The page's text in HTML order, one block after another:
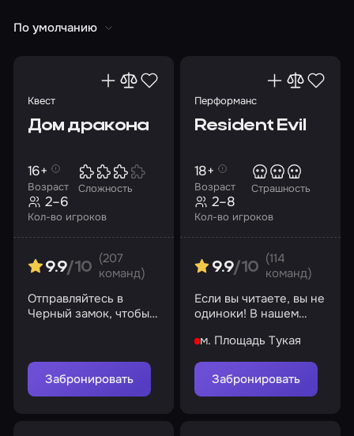
По умолчанию
Квест
Дом дракона
Возраст
16+
Сложность
Кол-во игроков
2–6
9.9/10
(207
команд)
Отправляйтесь в
Черный замок, чтобы
Забронировать
Перформанс
Resident Evil
Возраст
18+
Страшность
Кол-во игроков
2–8
9.9/10
(114
команд)
Если вы читаете, вы не
одиноки! В нашем
вода, кров и
безопасность
м. Площадь Тукая
Забронировать